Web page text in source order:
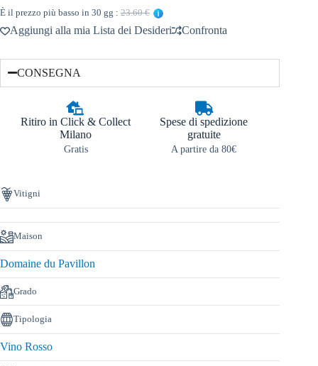
È il prezzo più basso in 30 gg : 23.60 €
Aggiungi alla mia Lista dei Desideri Confronta
CONSEGNA
Ritiro in Click & Collect
Milano
Gratis
Spese di spedizione
gratuite
A partire da 80€
Vitigni
Maison
Domaine du Pavillon
Grado
Tipologia
Vino Rosso